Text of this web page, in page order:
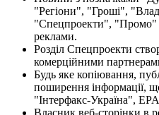
"Регіони", "Гроші",
"Спецпроекти", "Промо"
реклами.
Розділ Спецпроекти
комерційними
Будь яке копіювання,
поширення інформації,
"Інтерфакс-Україна",
Власник веб-сторінки в